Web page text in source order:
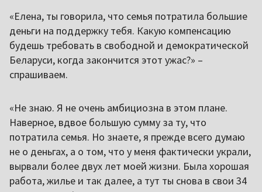
«Елена, ты говорила, что семья потратила большие
деньги на поддержку тебя. Какую компенсацию
будешь требовать в свободной и демократической
Беларуси, когда закончится этот ужас?» –
спрашиваем.
«Не знаю. Я не очень амбициозна в этом плане.
Наверное, вдвое большую сумму за ту, что
потратила семья. Но знаете, я прежде всего думаю
не о деньгах, а о том, что у меня фактически украли,
вырвали более двух лет моей жизни. Была хорошая
работа, жилье и так далее, а тут ты снова в свои 34